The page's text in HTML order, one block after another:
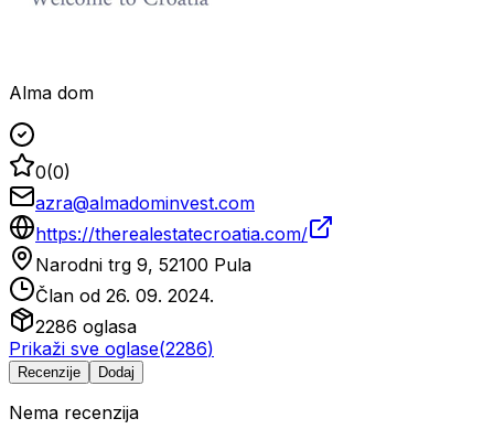
Alma dom
0(0)
azra@almadominvest.com
https://therealestatecroatia.com/
Narodni trg 9, 52100 Pula
Član od 26. 09. 2024.
2286 oglasa
Prikaži sve oglase(2286)
Recenzije Dodaj
Nema recenzija